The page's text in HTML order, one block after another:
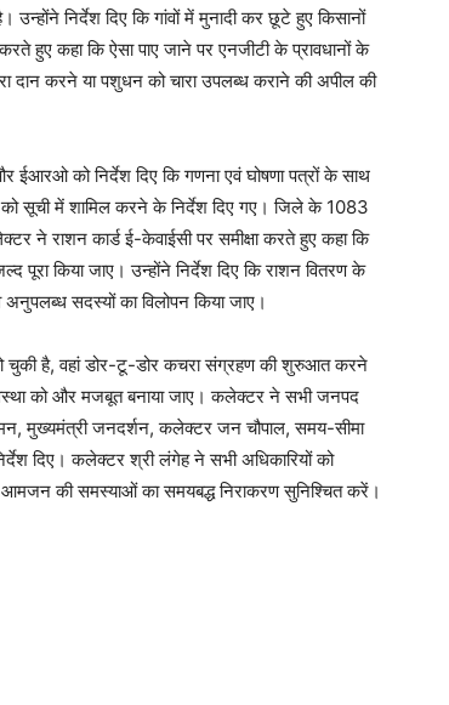
उन्होंने निर्देश दिए कि गांवों में मुनादी कर छूटे हुए किसानों
हुए कहा कि ऐसा पाए जाने पर एनजीटी के प्रावधानों के
दान करने या पशुधन को चारा उपलब्ध कराने की अपील की
ईआरओ को निर्देश दिए कि गणना एवं घोषणा पत्रों के साथ
सूची में शामिल करने के निर्देश दिए गए। जिले के 1083
ने राशन कार्ड ई-केवाईसी पर समीक्षा करते हुए कहा कि
किया जाए। उन्होंने निर्देश दिए कि राशन वितरण के
अनुपलब्ध सदस्यों का विलोपन किया जाए।
चुकी है, वहां डोर-टू-डोर कचरा संग्रहण की शुरुआत करने
को और मजबूत बनाया जाए। कलेक्टर ने सभी जनपद
मुख्यमंत्री जनदर्शन, कलेक्टर जन चौपाल, समय-सीमा
दिए। कलेक्टर श्री लंगेह ने सभी अधिकारियों को
आमजन की समस्याओं का समयबद्ध निराकरण सुनिश्चित करें।